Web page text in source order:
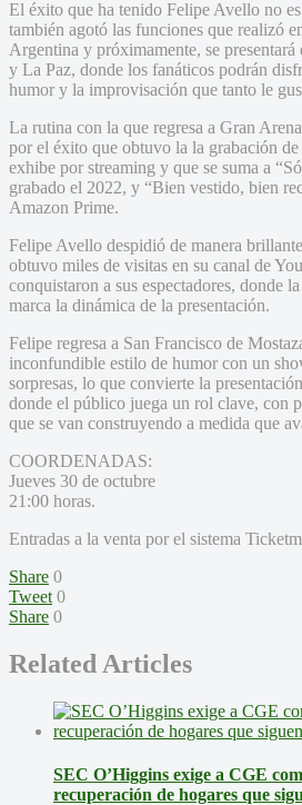
El éxito que ha tenido Felipe Avello no
también agotó las funciones que realizó
Argentina y próximamente, se presentará
y La Paz, donde los fanáticos podrán
humor y la improvisación que tanto le
La rutina con la que regresa a Gran
por el éxito que obtuvo la la grabación
exhibe por streaming y que se suma a
grabado el 2022, y “Bien vestido, bien
Amazon Prime.
Felipe Avello despidió de manera
obtuvo miles de visitas en su canal de
conquistaron a sus espectadores, donde
marca la dinámica de la presentación.
Felipe regresa a San Francisco de
inconfundible estilo de humor con un
sorpresas, lo que convierte la
donde el público juega un rol clave, con
que se van construyendo a medida que
COORDENADAS:
Jueves 30 de octubre
21:00 horas.
Entradas a la venta por el sistema
Share 0
Tweet 0
Share 0
Related Articles
SEC O’Higgins exige a CGE
recuperación de hogares que